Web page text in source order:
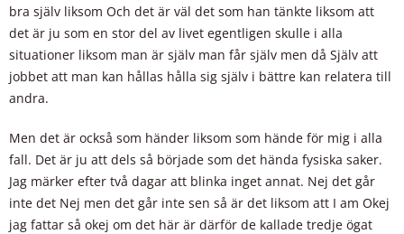
bra själv liksom Och det är väl det som han tänkte liksom att
det är ju som en stor del av livet egentligen skulle i alla
situationer liksom man är själv man får själv men då Själv att
jobbet att man kan hållas hålla sig själv i bättre kan relatera till
andra.
Men det är också som händer liksom som hände för mig i alla
fall. Det är ju att dels så började som det hända fysiska saker.
Jag märker efter två dagar att blinka inget annat. Nej det går
inte det Nej men det går inte sen så är det liksom att I am Okej
jag fattar så okej om det här är därför de kallade tredje ögat